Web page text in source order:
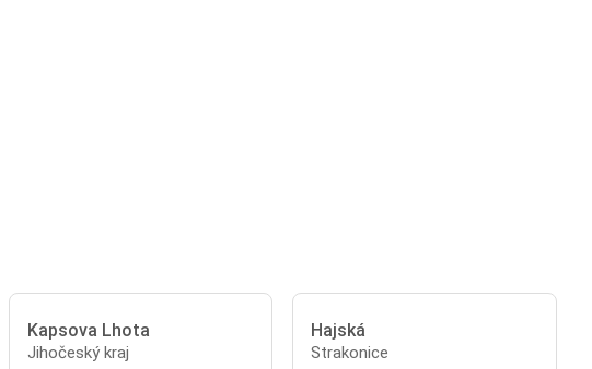
Kapsova Lhota
Jihočeský kraj
Hajská
Strakonice